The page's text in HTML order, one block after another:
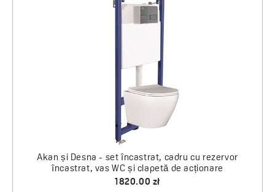
cadru cu rezervor
și clapetă de acționare